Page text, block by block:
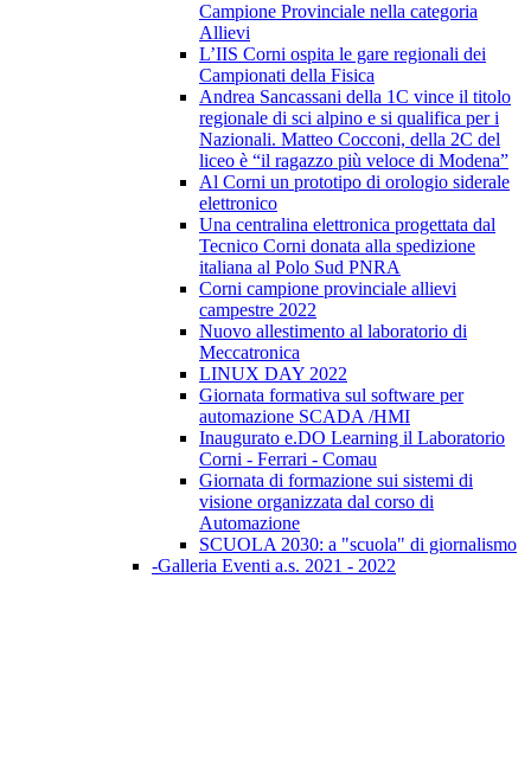
Campione Provinciale nella categoria
Allievi
L’IIS Corni ospita le gare regionali dei
Campionati della Fisica
Andrea Sancassani della 1C vince il titolo
regionale di sci alpino e si qualifica per i
Nazionali. Matteo Cocconi, della 2C del
liceo è “il ragazzo più veloce di Modena”
Al Corni un prototipo di orologio siderale
elettronico
Una centralina elettronica progettata dal
Tecnico Corni donata alla spedizione
italiana al Polo Sud PNRA
Corni campione provinciale allievi
campestre 2022
Nuovo allestimento al laboratorio di
Meccatronica
LINUX DAY 2022
Giornata formativa sul software per
automazione SCADA /HMI
Inaugurato e.DO Learning il Laboratorio
Corni - Ferrari - Comau
Giornata di formazione sui sistemi di
visione organizzata dal corso di
Automazione
SCUOLA 2030: a "scuola" di giornalismo
-Galleria Eventi a.s. 2021 - 2022